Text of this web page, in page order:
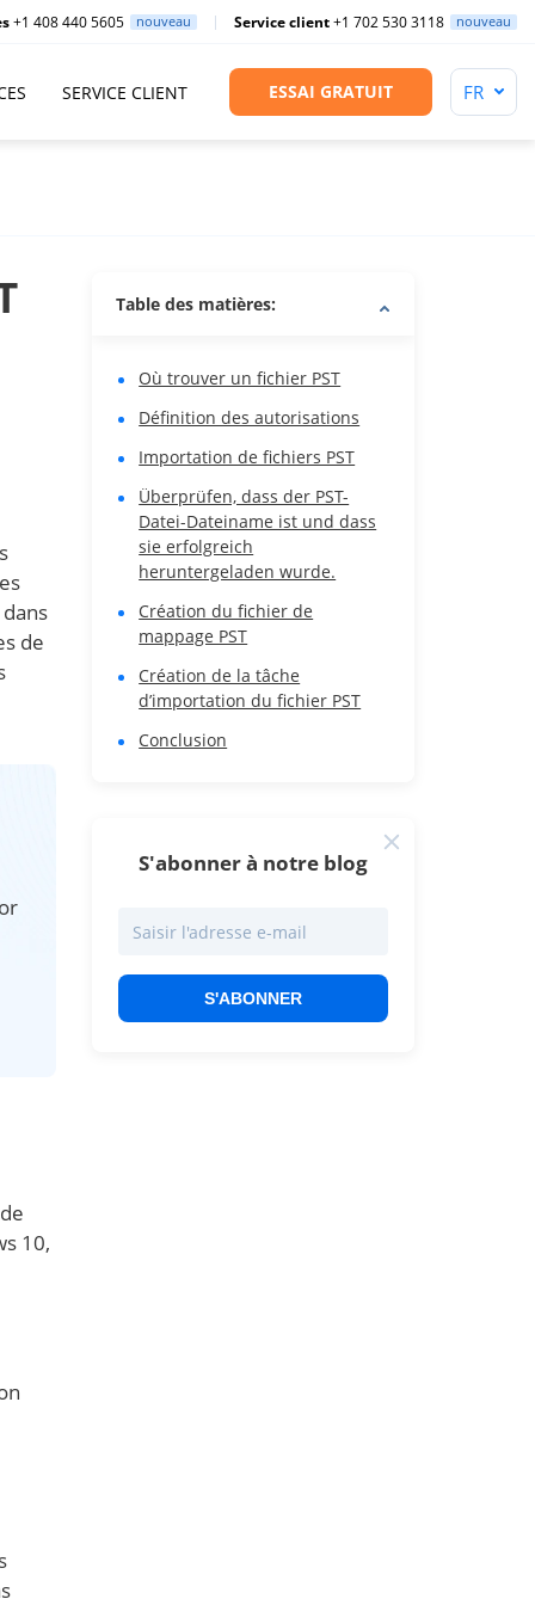
+1 408 440 5605 nouveau Service client+1 702 530 3118 nouveau
SERVICE CLIENT ESSAI GRATUIT
de
10,
Table des matières:
Où trouver un fichier PST
Définition des autorisations
Importation de fichiers PST
Überprüfen, dass der PST-
Datei-Dateiname ist und dass
sie erfolgreich
heruntergeladen wurde.
Création du fichier de
mappage PST
Création de la tâche
d’importation du fichier PST
Conclusion
S'abonner à notre blog
S'ABONNER